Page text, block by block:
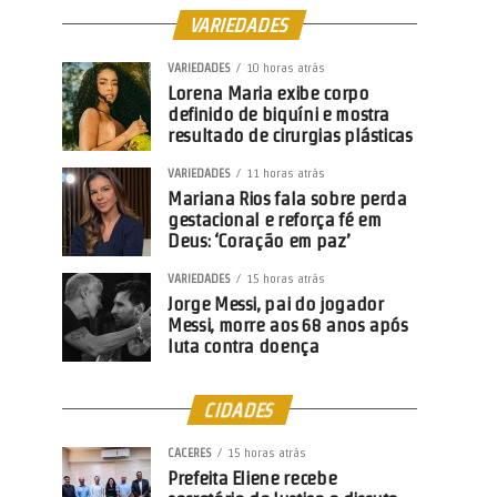
VARIEDADES
VARIEDADES 10 horas atrás
Lorena Maria exibe corpo
definido de biquíni e mostra
resultado de cirurgias plásticas
VARIEDADES 11 horas atrás
Mariana Rios fala sobre perda
gestacional e reforça fé em
Deus: ‘Coração em paz’
VARIEDADES 15 horas atrás
Jorge Messi, pai do jogador
Messi, morre aos 68 anos após
luta contra doença
CIDADES
CACERES 15 horas atrás
Prefeita Eliene recebe